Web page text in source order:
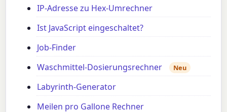
IP-Adresse zu Hex-Umrechner
Ist JavaScript eingeschaltet?
Job-Finder
Waschmittel-Dosierungsrechner
Neu
Labyrinth-Generator
Meilen pro Gallone Rechner